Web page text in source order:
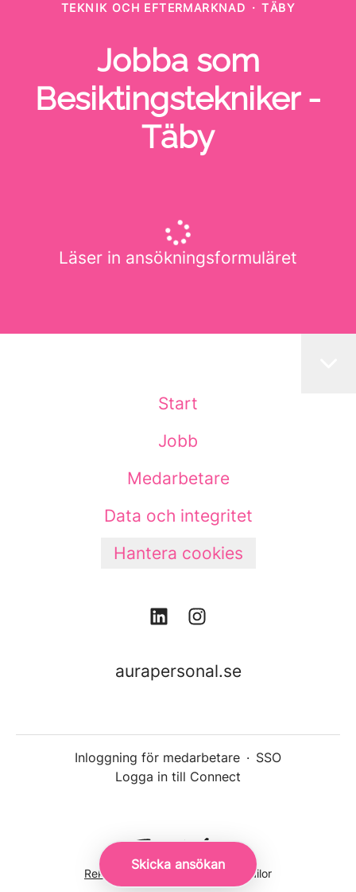
Skicka ansökan
TEKNIK OCH EFTERMARKNAD · TÄBY
Jobba som
Besiktingstekniker -
Täby
Läser in ansökningsformuläret
Start
Jobb
Medarbetare
Data och integritet
Hantera cookies
aurapersonal.se
Inloggning för medarbetare · SSO
Logga in till Connect
Rekryteringsverktygfrån Teamtailor